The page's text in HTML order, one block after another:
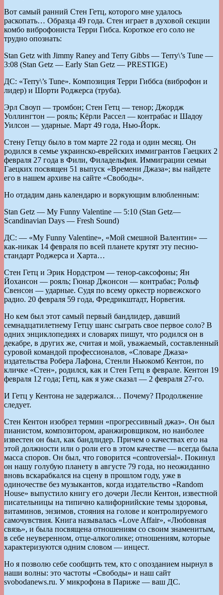
Вот самый ранний Стен Гетц, которого мне удалось
раскопать… Образца 49 года. Стен играет в духовой секции
комбо виброфониста Терри Гибса. Короткое его соло не
трудно опознать:
Stan Getz with Jimmy Raney and Terry Gibbs — Terry\’s Tune —
3:08 (Stan Getz — Early Stan Getz — PRESTIGE)
ДС: «Terry\’s Tune». Композиция Терри Гиббса (виброфон и
лидер) и Шорти Роджерса (труба).
Эрл Своуп — тромбон; Стен Гетц — тенор; Джордж
Уоллингтон — рояль; Кёрли Рассел — контрабас и Шадоу
Уилсон — ударные. Март 49 года, Нью-Йорк.
Стену Гетцу было в том марте 22 года и один месяц. Он
родился в семье украинско-еврейских иммигрантов Гаецких 2
февраля 27 года в Фили, Филадельфия. Иммиграции семьи
Гаецких посвящен 51 выпуск «Времени Джаза»; вы найдете
его в нашем архиве на сайте «Свободы».
Но отдадим дань календарю и воркующим влюбленным:
Stan Getz — My Funny Valentine — 5:10 (Stan Getz—
Scandinavian Days — Fresh Sound)
ДС: — «My Funny Valentine», «Мой смешной Валентин» —
как-никак 14 февраля по всей планете крутят эту песню-
стандарт Роджерса и Харта…
Стен Гетц и Эрик Нордстром — тенор-саксофоны; Ян
Йохансон — рояль; Гюнар Джонсон — контрабас; Рольф
Свенсон — ударные. Судя по всему оркестр норвежского
радио. 20 февраля 59 года, Фредрикштадт, Норвегия.
Но кем был этот самый первый бандлидер, давший
семнадцатилетнему Гетцу шанс сыграть свое первое соло? В
одних энциклопедиях и словарях пишут, что родился он в
декабре, в других же, считая и мой, уважаемый, составленный
суровой командой профессионалов, «Словаре Джаза»
издательства Робера Лафона, Стенли Ньюкомб Кентон, по
кличке «Стен», родился, как и Стен Гетц в феврале. Кентон 19
февраля 12 года; Гетц, как я уже сказал — 2 февраля 27-го.
И Гетц у Кентона не задержался… Почему? Продолжение
следует.
Стен Кентон изобрел термин «прогрессивный джаз». Он был
пианистом, композитором, аранжировщиком, но наиболее
известен он был, как бандлидер. Причем о качествах его на
этой должности или о роли его в этом качестве — всегда была
масса споров. Он был, что говорится «controversial». Покинул
он нашу голубую планету в августе 79 года, но неожиданно
вновь вскарабкался на сцену в прошлом году, уже в
одиночестве без музыкантов, когда издательство «Random
House» выпустило книгу его дочери Лесли Кентон, известной
писательницы на типично калифорнийские темы здоровья,
витаминов, энзимов, стояния на голове и контролируемого
самочувствия. Книга называлась «Love Affair», «Любовная
связь», и была посвящена отношениям со своим знаменитым,
в себе неуверенном, отце-алкоголике; отношениям, которые
характеризуются одним словом — инцест.
Но я позволю себе сообщить тем, кто с опозданием нырнул в
наши волны: это частоты «Свободы» и наш сайт
svobodanews.ru. У микрофона в Париже — ваш ДС.